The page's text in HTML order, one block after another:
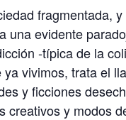
fragmentada,
una evidente
-típica de la
vivimos, trata el
y ficciones
y modos